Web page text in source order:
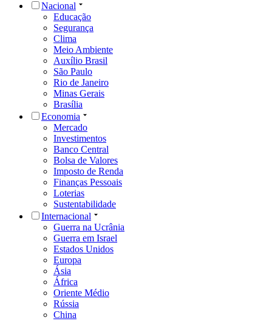
Nacional
Educação
Segurança
Clima
Meio Ambiente
Auxílio Brasil
São Paulo
Rio de Janeiro
Minas Gerais
Brasília
Economia
Mercado
Investimentos
Banco Central
Bolsa de Valores
Imposto de Renda
Finanças Pessoais
Loterias
Sustentabilidade
Internacional
Guerra na Ucrânia
Guerra em Israel
Estados Unidos
Europa
Ásia
África
Oriente Médio
Rússia
China